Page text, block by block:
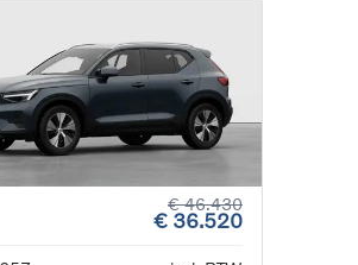
€ 46.430
€ 36.520